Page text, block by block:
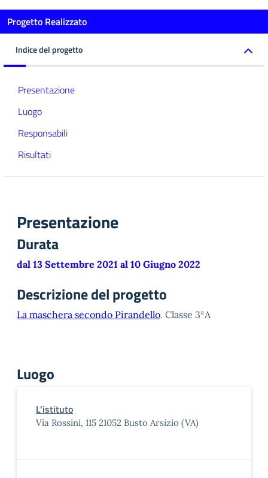
Progetto Realizzato
Indice del progetto
Presentazione
Luogo
Responsabili
Risultati
Presentazione
Durata
dal 13 Settembre 2021 al 10 Giugno 2022
Descrizione del progetto
La maschera secondo Pirandello. Classe 3ªA
Luogo
L'istituto
Via Rossini, 115 21052 Busto Arsizio (VA)